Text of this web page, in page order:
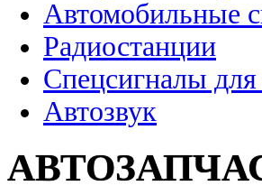
Автомобильные
Радиостанции
Спецсигналы
Автозвук